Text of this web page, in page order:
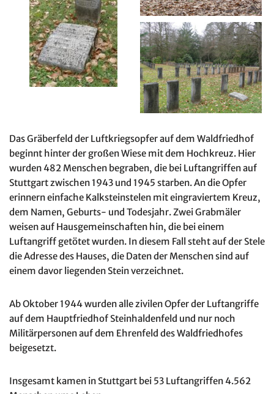
Das Gräberfeld der Luftkriegsopfer auf dem Waldfriedhof
beginnt hinter der großen Wiese mit dem Hochkreuz. Hier
wurden 482 Menschen begraben, die bei Luftangriffen auf
Stuttgart zwischen 1943 und 1945 starben. An die Opfer
erinnern einfache Kalksteinstelen mit eingraviertem Kreuz,
dem Namen, Geburts- und Todesjahr. Zwei Grabmäler
weisen auf Hausgemeinschaften hin, die bei einem
Luftangriff getötet wurden. In diesem Fall steht auf der Stele
die Adresse des Hauses, die Daten der Menschen sind auf
einem davor liegenden Stein verzeichnet.
Ab Oktober 1944 wurden alle zivilen Opfer der Luftangriffe
auf dem Hauptfriedhof Steinhaldenfeld und nur noch
Militärpersonen auf dem Ehrenfeld des Waldfriedhofes
beigesetzt.
Insgesamt kamen in Stuttgart bei 53 Luftangriffen 4.562